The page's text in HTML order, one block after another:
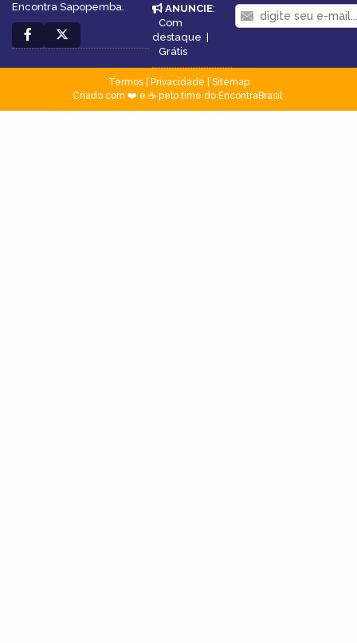
Encontra Sapopemba.
ANUNCIE:
Com
destaque
Grátis
Termos| Privacidade
Sitemap
Criado com ❤️ e ☕ pelo time do EncontraBrasil